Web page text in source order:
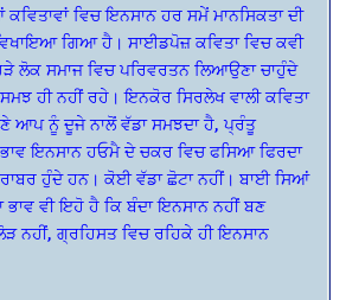
ਵਿਚ ਇਨਸਾਨ ਹਰ ਸਮੇਂ ਮਾਨਸਿਕਤਾ ਦੀ
ਗਿਆ ਹੈ। ਸਾਈਡਪੋਜ਼ ਕਵਿਤਾ ਵਿਚ ਕਵੀ
ਲੋਕ ਸਮਾਜ ਵਿਚ ਪਰਿਵਰਤਨ ਲਿਆਉਣਾ ਚਾਹੁੰਦੇ
ਹੀ ਨਹੀਂ ਰਹੇ। ਇਨਕੋਰ ਸਿਰਲੇਖ ਵਾਲੀ ਕਵਿਤਾ
ਆਪ ਨੂੰ ਦੂਜੇ ਨਾਲੋਂ ਵੱਡਾ ਸਮਝਦਾ ਹੈ, ਪ੍ਰੰਤੂ
ਇਨਸਾਨ ਹਓਮੈ ਦੇ ਚਕਰ ਵਿਚ ਫਸਿਆ ਫਿਰਦਾ
ਹੁੰਦੇ ਹਨ। ਕੋਈ ਵੱਡਾ ਛੋਟਾ ਨਹੀਂ। ਬਾਈ ਸਿਆਂ
ਭਾਵ ਵੀ ਇਹੋ ਹੈ ਕਿ ਬੰਦਾ ਇਨਸਾਨ ਨਹੀਂ ਬਣ
ਨਹੀਂ, ਗ੍ਰਹਿਸਤ ਵਿਚ ਰਹਿਕੇ ਹੀ ਇਨਸਾਨ